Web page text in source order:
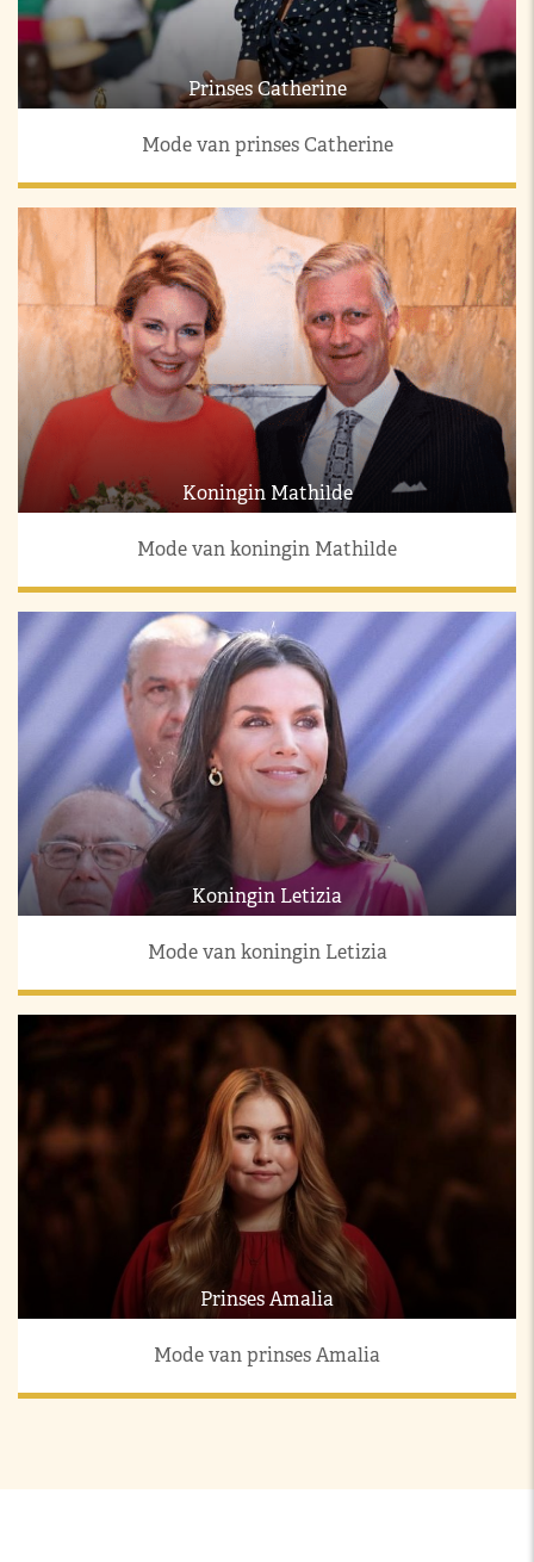
Prinses Catherine
Mode van prinses Catherine
Koningin Mathilde
Mode van koningin Mathilde
Koningin Letizia
Mode van koningin Letizia
Prinses Amalia
Mode van prinses Amalia